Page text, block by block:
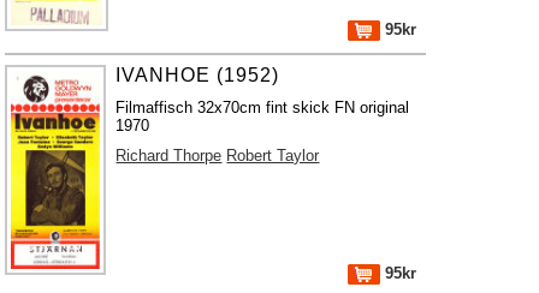
95kr
IVANHOE (1952)
Filmaffisch 32x70cm fint skick FN original
1970
Richard Thorpe Robert Taylor
95kr